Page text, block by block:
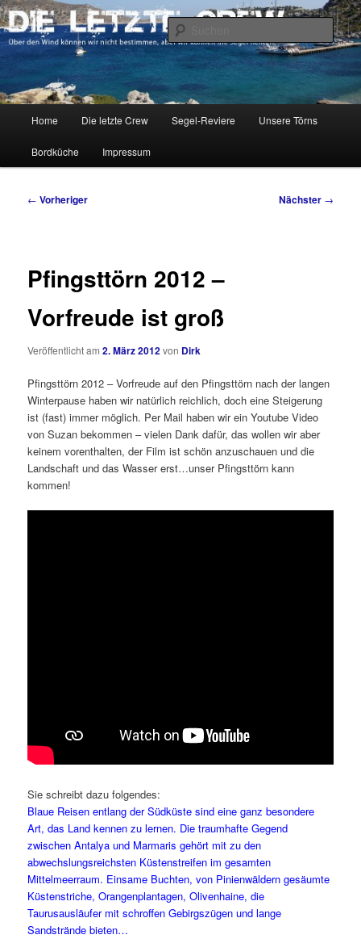
Zum
primären
Inhalt
springenDIE LETZTE CREW
Über den Wind können wir nicht bestimmen, aber wir können die Segel
richten.
Home Die letzte Crew Segel-Reviere Unsere Törns
Bordküche Impressum
Beitragsnavigation
← Vorheriger Nächster →
Pfingsttörn 2012 –
Vorfreude ist groß
Veröffentlicht am2. März 2012von Dirk
Pfingsttörn 2012 – Vorfreude auf den Pfingsttörn nach der langen
Winterpause haben wir natürlich reichlich, doch eine Steigerung
ist (fast) immer möglich. Per Mail haben wir ein Youtube Video
von Suzan bekommen – vielen Dank dafür, das wollen wir aber
keinem vorenthalten, der Film ist schön anzuschauen und die
Landschaft und das Wasser erst…unser Pfingsttörn kann
kommen!
Sie schreibt dazu folgendes:
Blaue Reisen entlang der Südküste sind eine ganz besondere
Art, das Land kennen zu lernen. Die traumhafte Gegend
zwischen Antalya und Marmaris gehört mit zu den
abwechslungsreichsten Küstenstreifen im gesamten
Mittelmeerraum. Einsame Buchten, von Pinienwäldern gesäumte
Küstenstriche, Orangenplantagen, Olivenhaine, die
Taurusausläufer mit schroffen Gebirgszügen und lange
Sandstrände bieten…